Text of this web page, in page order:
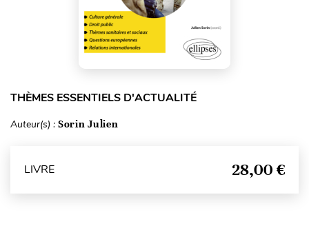
THÈMES ESSENTIELS D'ACTUALITÉ
Auteur(s) : Sorin Julien
LIVRE 28,00 €